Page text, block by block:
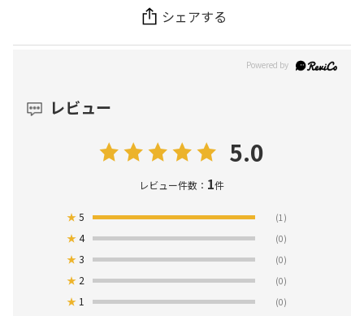
シェアする
レビュー
5.0
レビュー件数： 1件
★5 (1)
★4 (0)
★3 (0)
★ 2 (0)
★ 1 (0)